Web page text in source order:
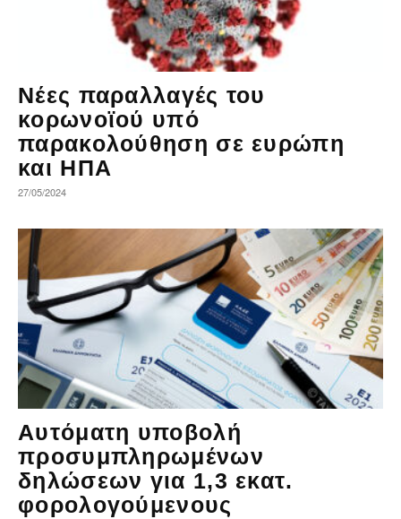
Νέες παραλλαγές του
κορωνοϊού υπό
παρακολούθηση σε ευρώπη
και ΗΠΑ
27/05/2024
Αυτόματη υποβολή
προσυμπληρωμένων
δηλώσεων για 1,3 εκατ.
φορολογούμενους